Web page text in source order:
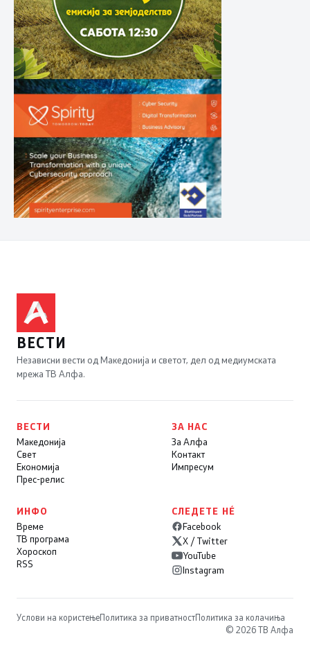
ВЕСТИ
Независни вести од Македонија и светот, дел од медиумската
мрежа ТВ Алфа.
ВЕСТИ
Македонија
Свет
Економија
Прес-релис
ЗА НАС
За Алфа
Контакт
Импресум
ИНФО
Време
ТВ програма
Хороскоп
RSS
СЛЕДЕТЕ НÉ
Facebook
X / Twitter
YouTube
Instagram
Услови на користењеПолитика за приватностПолитика за колачиња
© 2026 ТВ Алфа